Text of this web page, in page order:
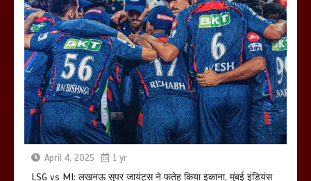
April 4, 2025 1 yr
LSG vs MI: लखनऊ सुपर जायंट्स ने फतेह किया इकाना, मुंबई इंडियंस